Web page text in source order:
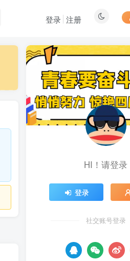
登录 注册
最新文章
1 向日葵拉
个号码可撸
翻倍
4天前
2 最新海外
戏掘金挂机
150+
4天前
苹果手机
50+的项目
载安装app即
个账号一天
5
AI漫剧风
HI！请登录
登录
社交账号登录